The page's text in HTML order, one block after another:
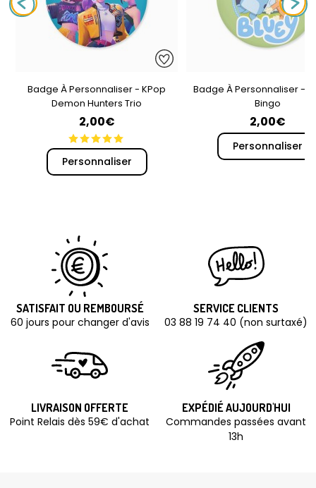
Badge À Personnaliser - KPop
Demon Hunters Trio
2,00€
Personnaliser
Badge À Personnaliser -
Bingo
2,00€
Personnaliser
SATISFAIT OU REMBOURSÉ
60 jours pour changer d'avis
SERVICE CLIENTS
03 88 19 74 40 (non surtaxé)
LIVRAISON OFFERTE
Point Relais dès 59€ d'achat
EXPÉDIÉ AUJOURD'HUI
Commandes passées avant
13h